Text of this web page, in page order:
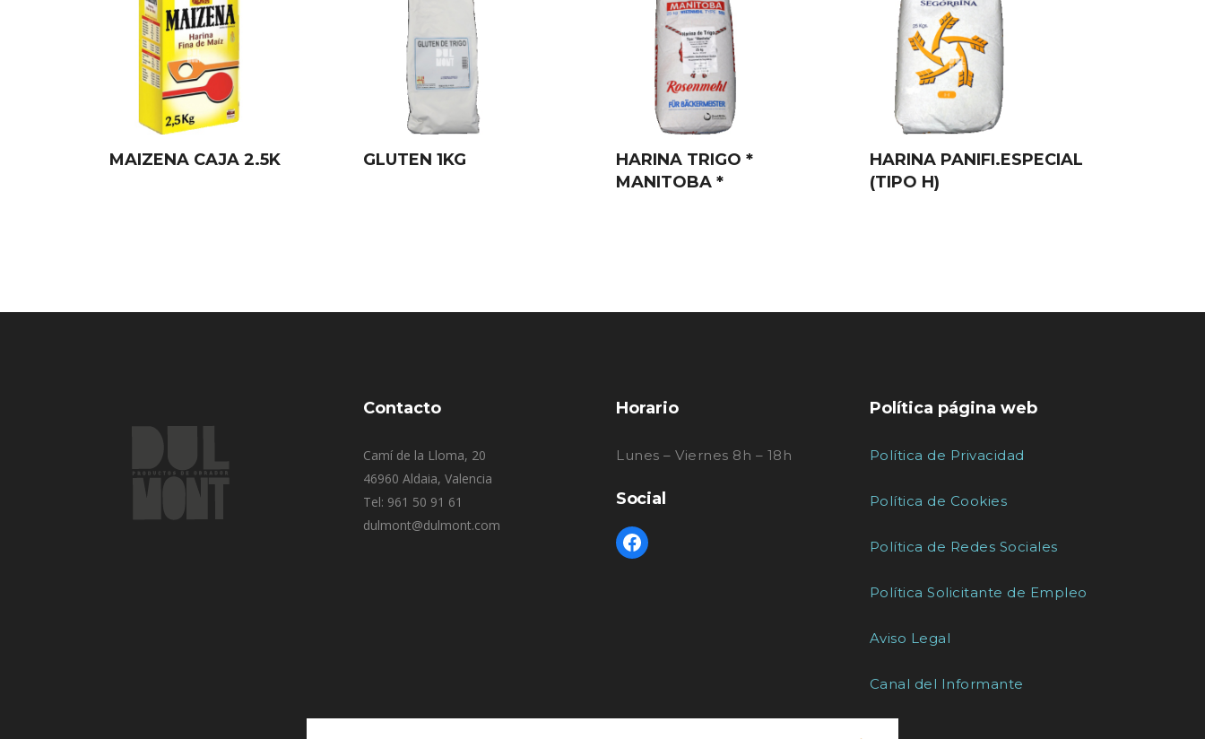
MAIZENA CAJA 2.5K GLUTEN 1KG
HARINA TRIGO *
MANITOBA *
HARINA PANIFI.ESPECIAL
(TIPO H)
Contacto
Camí de la Lloma, 20
46960 Aldaia, Valencia
Tel: 961 50 91 61
dulmont@dulmont.com
Horario
Lunes – Viernes 8h – 18h
Social
Política página web
Política de Privacidad
Política de Cookies
Política de Redes Sociales
Política Solicitante de Empleo
Aviso Legal
Canal del Informante